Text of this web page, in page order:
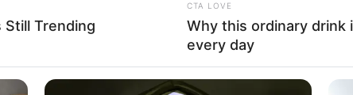
Still Trending
CTA LOVE
Why this ordinary
every day